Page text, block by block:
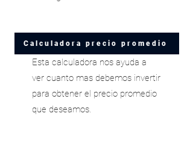
Calculadora precio promedio
Esta calculadora nos ayuda a
ver cuanto mas debemos invertir
para obtener el precio promedio
que deseamos.